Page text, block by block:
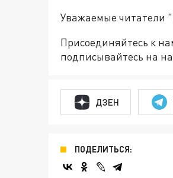
Уважаемые читатели
Присоединяйтесь к
подписывайтесь на
ДЗЕН
ПОДЕЛИТЬСЯ: